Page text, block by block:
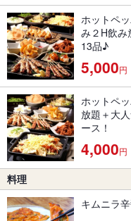
ホットペ
み２H飲み
13品♪
5,000円
ホットペ
放題＋大
ース！
4,000円
料理
キムニラ